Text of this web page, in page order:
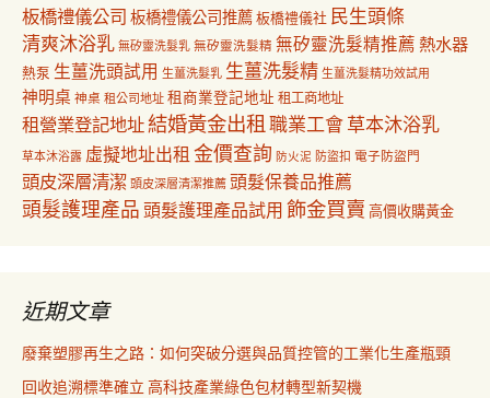
板橋禮儀公司 板橋禮儀公司推薦板橋禮儀社 民生頭條
清爽沐浴乳 無矽靈洗髮乳 無矽靈洗髮精 無矽靈洗髮精推薦 熱水器
熱泵 生薑洗頭試用 生薑洗髮乳 生薑洗髮精 生薑洗髮精功效試用
神明桌 神桌 租公司地址 租商業登記地址 租工商地址
租營業登記地址結婚黃金出租職業工會草本沐浴乳
草本沐浴露 虛擬地址出租 金價查詢 防火泥 防盜扣 電子防盜門
頭皮深層清潔 頭皮深層清潔推薦 頭髮保養品推薦
頭髮護理產品 頭髮護理產品試用 飾金買賣 高價收購黃金
近期文章
廢棄塑膠再生之路：如何突破分選與品質控管的工業化生產瓶頸
回收追溯標準確立 高科技產業綠色包材轉型新契機